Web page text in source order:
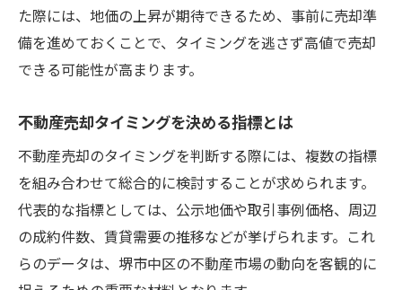
た際には、地価の上昇が期待できるため、事前に売却準
備を進めておくことで、タイミングを逃さず高値で売却
できる可能性が高まります。
不動産売却タイミングを決める指標とは
不動産売却のタイミングを判断する際には、複数の指標
を組み合わせて総合的に検討することが求められます。
代表的な指標としては、公示地価や取引事例価格、周辺
の成約件数、賃貸需要の推移などが挙げられます。これ
らのデータは、堺市中区の不動産市場の動向を客観的に